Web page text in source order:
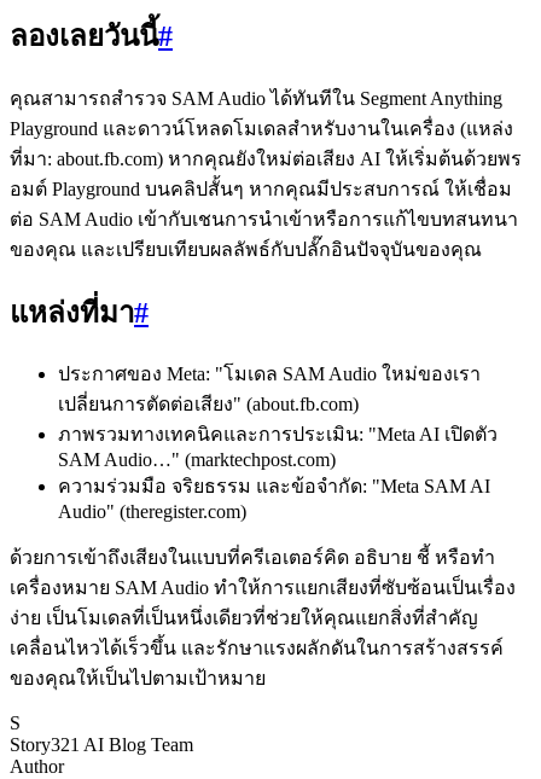
ลองเลยวันนี้#
คุณสามารถสำรวจ SAM Audio ได้ทันทีใน Segment Anything
Playground และดาวน์โหลดโมเดลสำหรับงานในเครื่อง (แหล่ง
ที่มา: about.fb.com) หากคุณยังใหม่ต่อเสียง AI ให้เริ่มต้นด้วยพร
อมต์ Playground บนคลิปสั้นๆ หากคุณมีประสบการณ์ ให้เชื่อม
ต่อ SAM Audio เข้ากับเชนการนำเข้าหรือการแก้ไขบทสนทนา
ของคุณ และเปรียบเทียบผลลัพธ์กับปลั๊กอินปัจจุบันของคุณ
แหล่งที่มา#
ประกาศของ Meta: "โมเดล SAM Audio ใหม่ของเรา
เปลี่ยนการตัดต่อเสียง" (about.fb.com)
ภาพรวมทางเทคนิคและการประเมิน: "Meta AI เปิดตัว
SAM Audio…" (marktechpost.com)
ความร่วมมือ จริยธรรม และข้อจำกัด: "Meta SAM AI
Audio" (theregister.com)
ด้วยการเข้าถึงเสียงในแบบที่ครีเอเตอร์คิด อธิบาย ชี้ หรือทำ
เครื่องหมาย SAM Audio ทำให้การแยกเสียงที่ซับซ้อนเป็นเรื่อง
ง่าย เป็นโมเดลที่เป็นหนึ่งเดียวที่ช่วยให้คุณแยกสิ่งที่สำคัญ
เคลื่อนไหวได้เร็วขึ้น และรักษาแรงผลักดันในการสร้างสรรค์
ของคุณให้เป็นไปตามเป้าหมาย
S
Story321 AI Blog Team
Author